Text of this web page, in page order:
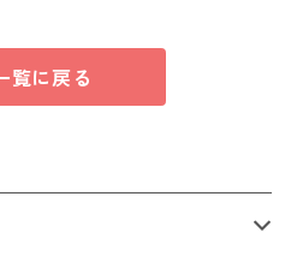
覧に戻る